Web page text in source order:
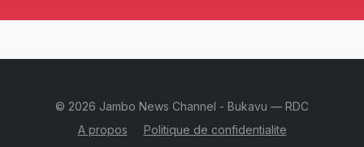
© 2026 Jambo News Channel - Bukavu — RDC
A propos
Politique de confidentialite